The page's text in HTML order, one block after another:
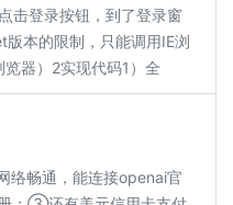
击登录按钮，到了登录窗
本的限制，只能调用IE浏
器）2实现代码1）全
络畅通，能连接openai官